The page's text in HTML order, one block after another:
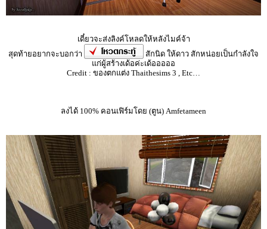
เดี๋ยวจะส่งลิงค์โหลดให้หลังไมค์จ้า
สุดท้ายอยากจะบอกว่า
สักนิด ให้ดาว สักหน่อยเป็นกำลังใจ
แก่ผู้สร้างเด้อค่ะเด้อออออ
Credit : ของตกแต่ง Thaithesims 3 , Etc…
ลงได้ 100% คอนเฟิร์มโดย (ตูน) Amfetameen